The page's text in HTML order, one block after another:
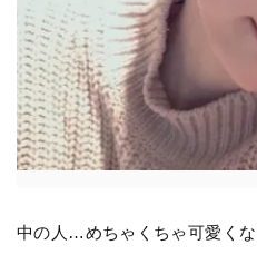
中の人…めちゃくちゃ可愛くな